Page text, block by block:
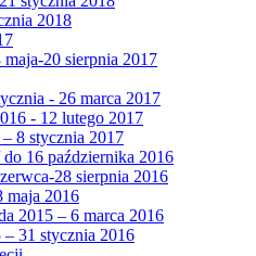
2018
20 sierpnia 2017
- 26 marca 2017
- 12 lutego 2017
8 stycznia 2017
16 października 2016
28 sierpnia 2016
maja 2016
2015 – 6 marca 2016
31 stycznia 2016